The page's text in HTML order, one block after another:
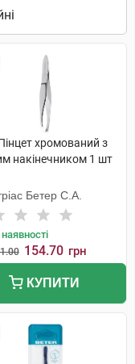
хромований з
накінечником 1 шт
Бетер С.А.
154.70 грн
КУПИТИ